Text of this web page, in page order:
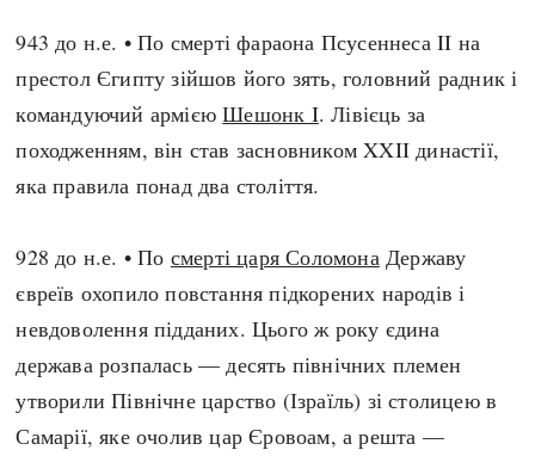
done
943 до н.е. • По смерті фараона Псусеннеса II на
престол Єгипту зійшов його зять, головний радник і
командуючий армієюШешонк I. Лівієць за
походженням, він став засновником XXII династії,
яка правила понад два століття.
928 до н.е. • По смерті царя СоломонаДержаву
євреїв охопило повстання підкорених народів і
невдоволення підданих. Цього ж року єдина
держава розпалась — десять північних племен
утворили Північне царство (Ізраїль) зі столицею в
Самарії, яке очолив цар Єровоам, а решта —